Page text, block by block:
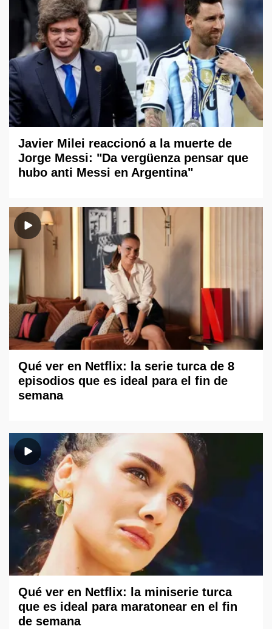
Javier Milei reaccionó a la muerte de
Jorge Messi: "Da vergüenza pensar que
hubo anti Messi en Argentina"
Qué ver en Netflix: la serie turca de 8
episodios que es ideal para el fin de
semana
Qué ver en Netflix: la miniserie turca
que es ideal para maratonear en el fin
de semana